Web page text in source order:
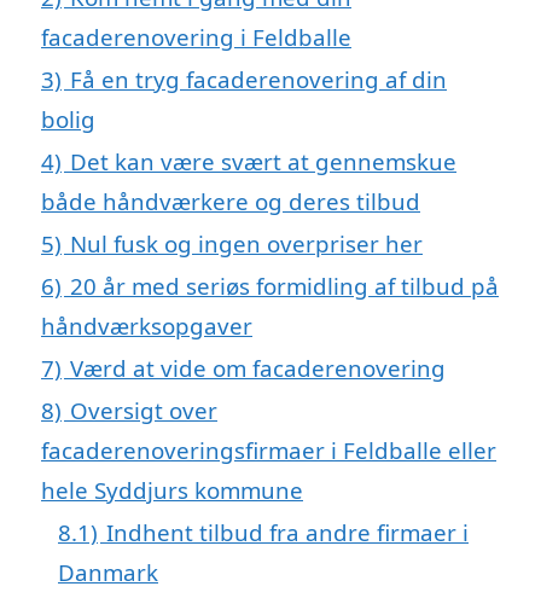
facaderenovering i Feldballe
3) Få en tryg facaderenovering af din
bolig
4) Det kan være svært at gennemskue
både håndværkere og deres tilbud
5) Nul fusk og ingen overpriser her
6) 20 år med seriøs formidling af tilbud på
håndværksopgaver
7) Værd at vide om facaderenovering
8) Oversigt over
facaderenoveringsfirmaer i Feldballe eller
hele Syddjurs kommune
8.1) Indhent tilbud fra andre firmaer i
Danmark